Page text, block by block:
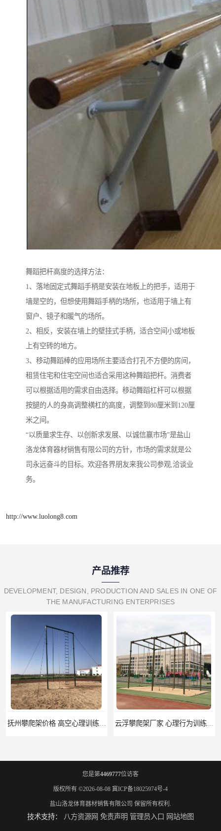
舞蹈把杆高度的选择方法：
1、落地固定式舞蹈手柄是安装在地板上的把手，适用于
墙是空的，但想使用舞蹈手柄的场所，也适用于墙上有
窗户、镜子和暖气的场所。
2、相反，安装在墙上的壁挂式手柄，适合空间小或地板
上有空砖的地方。
3、移动舞蹈棒的应用场所主要适合打孔不方便的房间，
租赁住宅和住宅空间也适合采用这种舞蹈把杆。消费者
可以根据适用的需求自由选择。移动舞蹈杠杆可以根据
按腿的人的身高调整横杠的高度，调整到80厘米到120厘
米之间。
“以质量求生存、以创新求发展、以诚信赢市场”是盐山
洛龙体育器材销售有限公司的方针，市场的需求就是公
司永远奋斗的目标。欢迎各界朋友来我公司参观,洽谈业
务。
http://www.luolong8.com
产品推荐
DEVELOPMENT, DESIGN, PRODUCTION AND SALES IN ONE OF
THE MANUFACTURING ENTERPRISES
您是第4469777位访客
版权所有 ©2026-08-08 冀ICP备18025974号-4
盐山洛龙体育器材销售有限公司 保留所有权利.
技术支持： 八方资源网 免责声明 管理员入口 网站地图